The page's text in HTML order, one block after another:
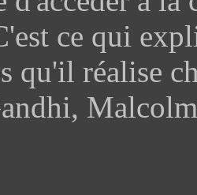
ce qui
qu'il réalise